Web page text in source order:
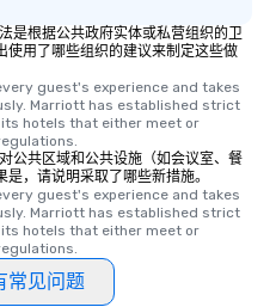
根据公共政府实体或私营组织的卫
使用了哪些组织的建议来制定这些做
guest's experience and takes
Marriott has established strict
hotels that either meet or
共区域和公共设施（如会议室、餐
，请说明采取了哪些新措施。
guest's experience and takes
Marriott has established strict
hotels that either meet or
常见问题